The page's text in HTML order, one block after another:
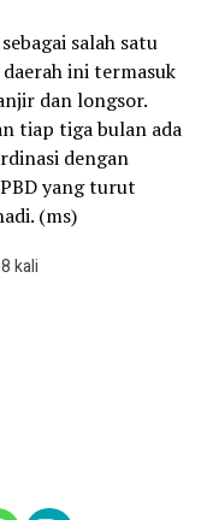
salah satu
ini termasuk
dan longsor.
tiap tiga bulan ada
dengan
yang turut
(ms)
kali